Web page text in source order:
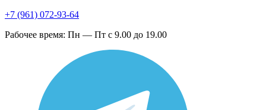
+7 (961) 072-93-64
Рабочее время: Пн — Пт с 9.00 до 19.00